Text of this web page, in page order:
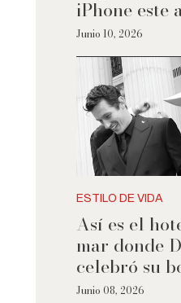
iPhone este
Junio 10, 2026
ESTILO DE VIDA
Así es el
mar donde
celebró su
Junio 08, 2026